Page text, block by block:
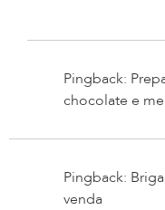
Pingback:
chocolate e
Pingback:
venda